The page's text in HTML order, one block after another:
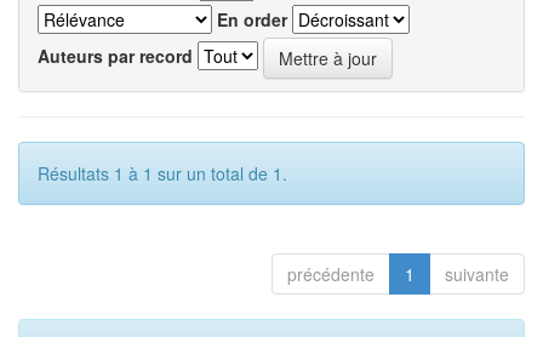
En order
Auteurs par record
Résultats 1 à 1 sur un total de 1.
précédente 1 suivante